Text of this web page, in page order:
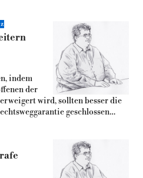
indem
der
wird, sollten besser die
ge­schlossen…